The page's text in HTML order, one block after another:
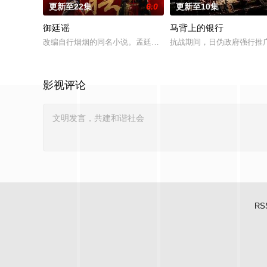
更新至22集 6.0
御廷谣
改编自行烟烟的同名小说。孟廷辉，大平王朝有史以来个以女子
更新至10集
马背上的银行
抗战期间，日伪政府强行推
影视评论